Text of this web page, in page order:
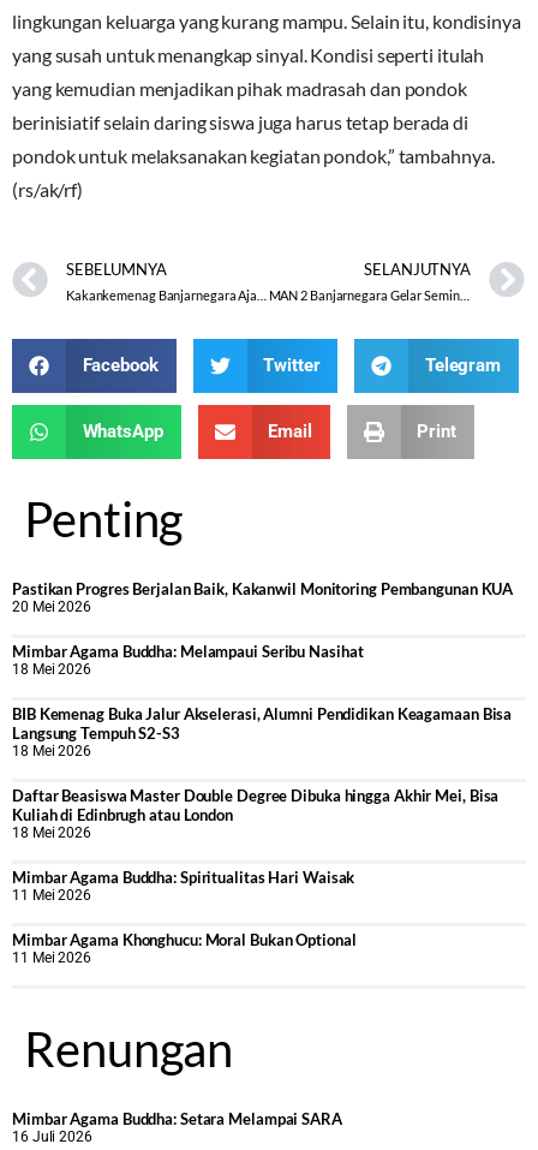
lingkungan keluarga yang kurang mampu. Selain itu, kondisinya
yang susah untuk menangkap sinyal. Kondisi seperti itulah
yang kemudian menjadikan pihak madrasah dan pondok
berinisiatif selain daring siswa juga harus tetap berada di
pondok untuk melaksanakan kegiatan pondok,” tambahnya.
(rs/ak/rf)
SEBELUMNYA SELANJUTNYA
MAN 2 Banjarnegara Gelar Seminar Hasil PTK Guru Madrasah
Facebook Twitter Telegram
WhatsApp Email Print
Penting
Pastikan Progres Berjalan Baik, Kakanwil Monitoring Pembangunan KUA
20 Mei 2026
Mimbar Agama Buddha: Melampaui Seribu Nasihat
18 Mei 2026
BIB Kemenag Buka Jalur Akselerasi, Alumni Pendidikan Keagamaan Bisa
Langsung Tempuh S2-S3
18 Mei 2026
Daftar Beasiswa Master Double Degree Dibuka hingga Akhir Mei, Bisa
Kuliah di Edinbrugh atau London
18 Mei 2026
Mimbar Agama Buddha: Spiritualitas Hari Waisak
11 Mei 2026
Mimbar Agama Khonghucu: Moral Bukan Optional
11 Mei 2026
Renungan
Mimbar Agama Buddha: Setara Melampai SARA
16 Juli 2026